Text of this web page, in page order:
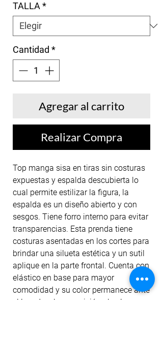
TALLA *
Cantidad *
Agregar al carrito
Realizar Compra
Top manga sisa en tiras sin costuras
expuestas y espalda descubierta lo
cual permite estilizar la figura, la
espalda es un diseño abierto y con
sesgos. Tiene forro interno para evitar
transparencias. Esta prenda tiene
costuras asentadas en los cortes para
brindar una silueta estética y un sutil
aplique en la parte frontal. Cuenta con
elástico en base para mayor
comodidad y su color permanece ante
el lavado y la exposición al sol.